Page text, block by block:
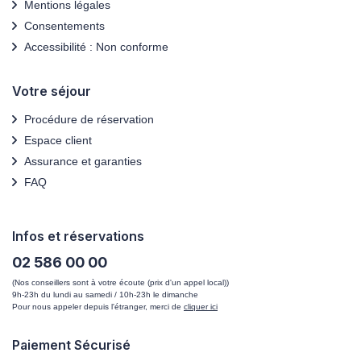
Mentions légales
Consentements
Accessibilité : Non conforme
Votre séjour
Procédure de réservation
Espace client
Assurance et garanties
FAQ
Infos et réservations
02 586 00 00
(Nos conseillers sont à votre écoute (prix d'un appel local))
9h-23h du lundi au samedi / 10h-23h le dimanche
Pour nous appeler depuis l'étranger, merci de cliquer ici
Paiement Sécurisé